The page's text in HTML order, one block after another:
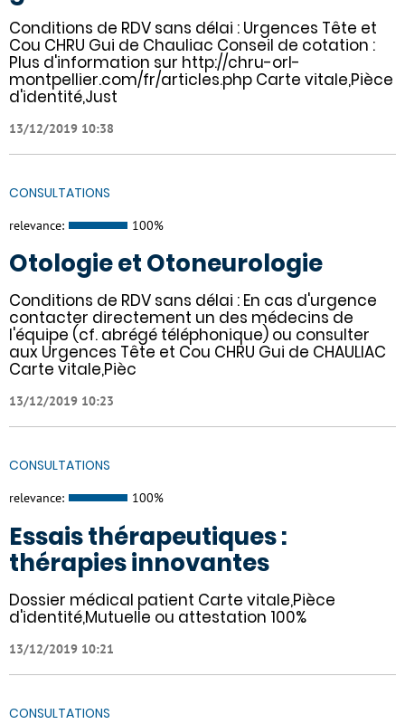
Conditions de RDV sans délai : Urgences Tête et
Cou CHRU Gui de Chauliac Conseil de cotation :
Plus d'information sur http://chru-orl-
montpellier.com/fr/articles.php Carte vitale,Pièce
d'identité,Just
13/12/2019 10:38
CONSULTATIONS
relevance: 100%
Otologie et Otoneurologie
Conditions de RDV sans délai : En cas d'urgence
contacter directement un des médecins de
l'équipe (cf. abrégé téléphonique) ou consulter
aux Urgences Tête et Cou CHRU Gui de CHAULIAC
Carte vitale,Pièc
13/12/2019 10:23
CONSULTATIONS
relevance: 100%
Essais thérapeutiques :
thérapies innovantes
Dossier médical patient Carte vitale,Pièce
d'identité,Mutuelle ou attestation 100%
13/12/2019 10:21
CONSULTATIONS